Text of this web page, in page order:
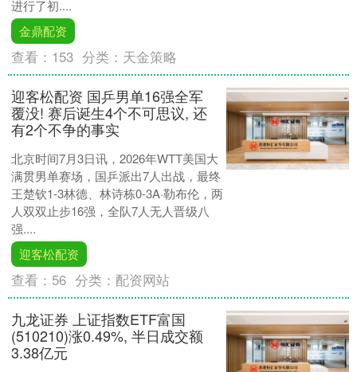
进行了初....
金鼎配资
查看： 153 分类： 天金策略
迎客松配资 国乒男单16强全军
覆没! 赛后诞生4个不可思议, 还
有2个不争的事实
北京时间7月3日讯，2026年WTT美国大
满贯男单赛场，国乒派出7人出战，最终
王楚钦1-3林德、林诗栋0-3A·勒布伦，两
人双双止步16强，全队7人无人晋级八
强....
迎客松配资
查看： 56 分类： 配资网站
九龙证券 上证指数ETF富国
(510210)涨0.49%, 半日成交额
3.38亿元